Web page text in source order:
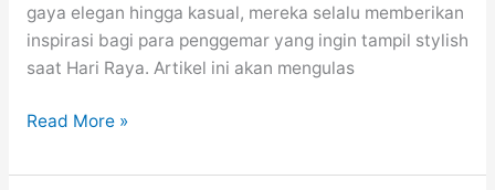
gaya elegan hingga kasual, mereka selalu memberikan
inspirasi bagi para penggemar yang ingin tampil stylish
saat Hari Raya. Artikel ini akan mengulas
7
Lebaran
Read More »